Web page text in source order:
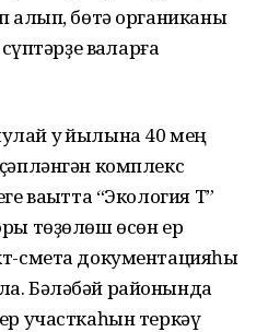
алып, бөтә органиканы
ваҡларға
уҡ йылына 40 мең
комплекс
ваҡытта “Экология Т”
төҙөлөш өсөн ер
смета документацияһы
Бәләбәй районында
участкаһын теркәү